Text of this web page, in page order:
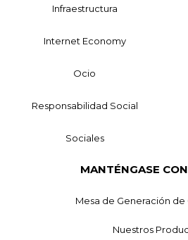
Infraestructura
Internet Economy
Ocio
Responsabilidad Social
Sociales
MANTÉNGASE
Mesa de Generación
Nuestros